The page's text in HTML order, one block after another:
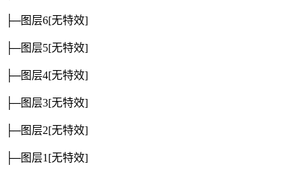
├─图层6[无特效]
├─图层5[无特效]
├─图层4[无特效]
├─图层3[无特效]
├─图层2[无特效]
├─图层1 [无特效]